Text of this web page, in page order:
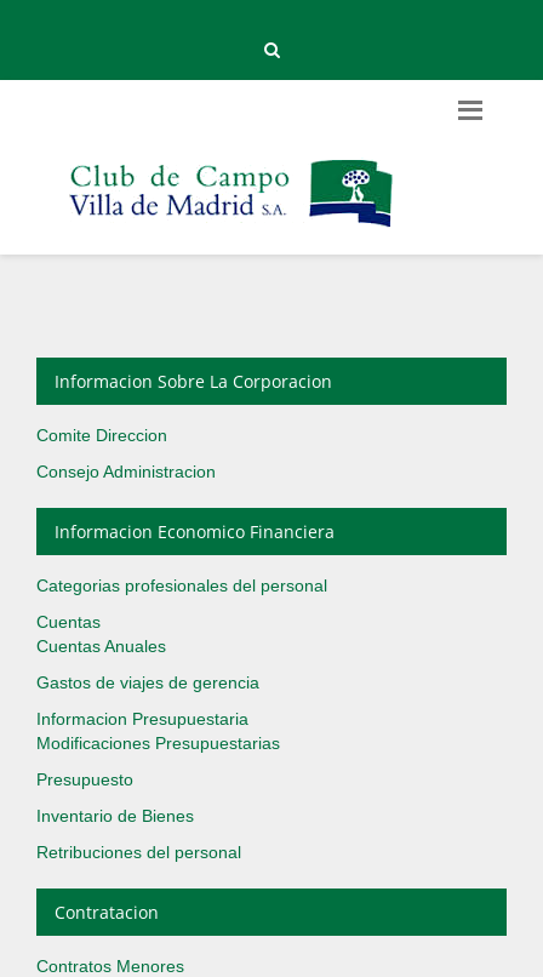
Informacion Sobre La Corporacion
Comite Direccion
Consejo Administracion
Informacion Economico Financiera
Categorias profesionales del personal
Cuentas
Cuentas Anuales
Gastos de viajes de gerencia
Informacion Presupuestaria
Modificaciones Presupuestarias
Presupuesto
Inventario de Bienes
Retribuciones del personal
Contratacion
Contratos Menores